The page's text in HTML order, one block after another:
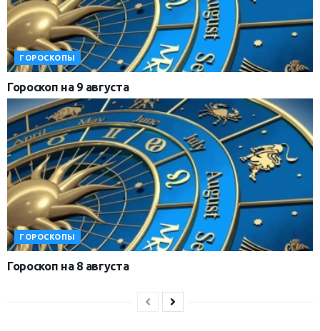
ГОРОСКОПЫ
Гороскоп на 9 августа
ГОРОСКОПЫ
Гороскоп на 8 августа